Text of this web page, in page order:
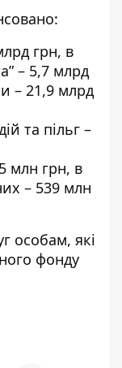
грн, в
– 5,7 млрд
– 21,9 млрд
та пільг –
млн грн, в
– 539 млн
особам, які
фонду